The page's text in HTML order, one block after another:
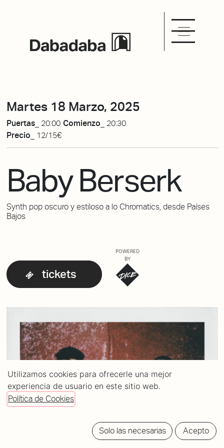
Martes 18 Marzo, 2025
Puertas_ 20:00 Comienzo_ 20:30
Precio_
12/15€
Baby Berserk
Synth pop oscuro y estiloso a lo Chromatics, desde Países
Bajos
tickets
POWERED
BY
Utilizamos cookies para ofrecerle una mejor
experiencia de usuario en este sitio web.
Política de Cookies
Solo las necesarias Acepto